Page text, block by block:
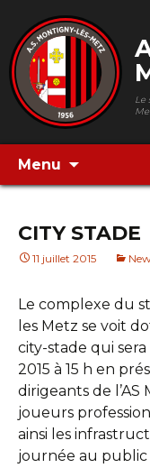
Le
Menu
CITY STADE
11 juillet 2015
Le complexe du
les Metz se voit
city-stade qui
2015 à 15 h en
dirigeants de l’AS
joueurs
ainsi les
journée au public